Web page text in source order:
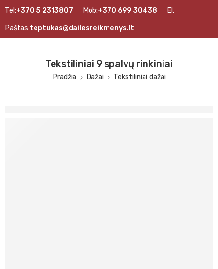
Tel:+370 5 2313807 Mob:+370 699 30438 El.
Paštas:teptukas@dailesreikmenys.lt
Tekstiliniai 9 spalvų rinkiniai
Pradžia Dažai Tekstiliniai dažai